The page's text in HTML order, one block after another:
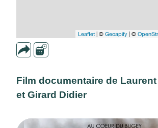
Leaflet| © Geoapify | ©
Film documentaire de
et Girard Didier